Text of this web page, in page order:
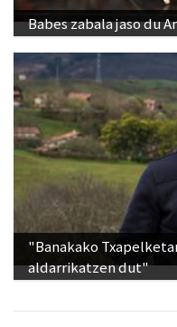
Babes zabala jaso du
"Banakako
aldarrikatzen dut"